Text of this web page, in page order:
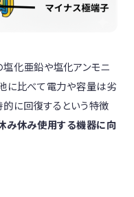
化亜鉛や塩化アンモニ
に比べて電力や容量は劣
に回復するという特徴
み休み使用する機器に向